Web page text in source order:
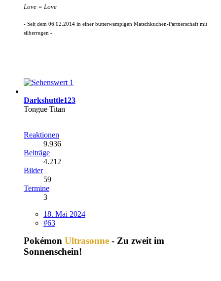
Love = Love
- Seit dem 06.02.2014 in einer butterwampigen Matschkuchen-Partnerschaft mit
silberregen -
1
Darkshuttle123
Tongue Titan
Reaktionen
9.936
Beiträge
4.212
Bilder
59
Termine
3
18. Mai 2024
#63
Pokémon Ultrasonne - Zu zweit im
Sonnenschein!